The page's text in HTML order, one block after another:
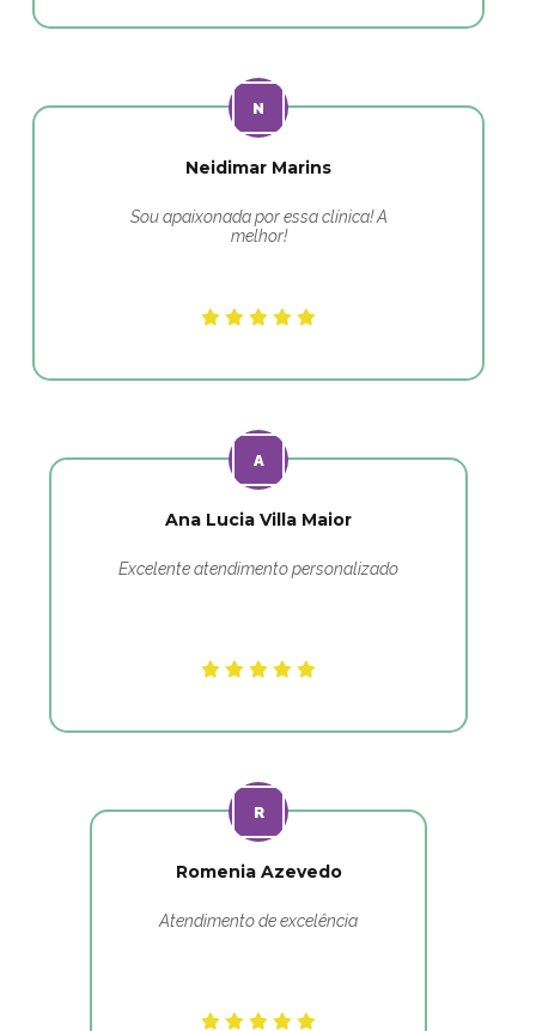
Neidimar Marins
Sou apaixonada por essa clínica! A
melhor!
Ana Lucia Villa Maior
Excelente atendimento personalizado
Romenia Azevedo
Atendimento de excelência